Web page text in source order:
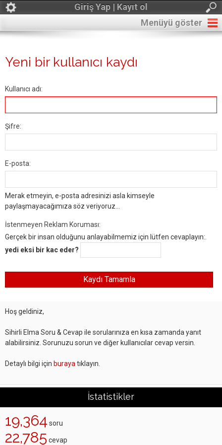
Giriş Yap | Kayıt ol
Menüyü göster
Yeni bir kullanıcı kaydı
Kullanıcı adı:
Şifre:
E-posta:
Merak etmeyin, e-posta adresinizi asla kimseyle
paylaşmayacağımıza söz veriyoruz...
İstenmeyen Reklam Koruması:
Gerçek bir insan olduğunu anlayabilmemiz için lütfen cevaplayın:.
yedi eksi bir kac eder?
Hoş geldiniz,
Sihirli Elma Soru & Cevap ile sorularınıza en kısa zamanda yanıt
alabilirsiniz. Sorunuzu sorun ve diğer kullanıcılar cevap versin.
Detaylı bilgi için buraya tıklayın.
İstatistikler
19,364 soru
22,785 cevap